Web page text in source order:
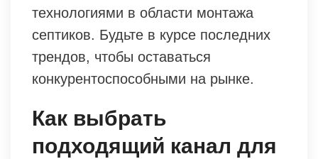
технологиями в области монтажа
септиков. Будьте в курсе последних
трендов, чтобы оставаться
конкурентоспособными на рынке.
Как выбрать
подходящий канал для